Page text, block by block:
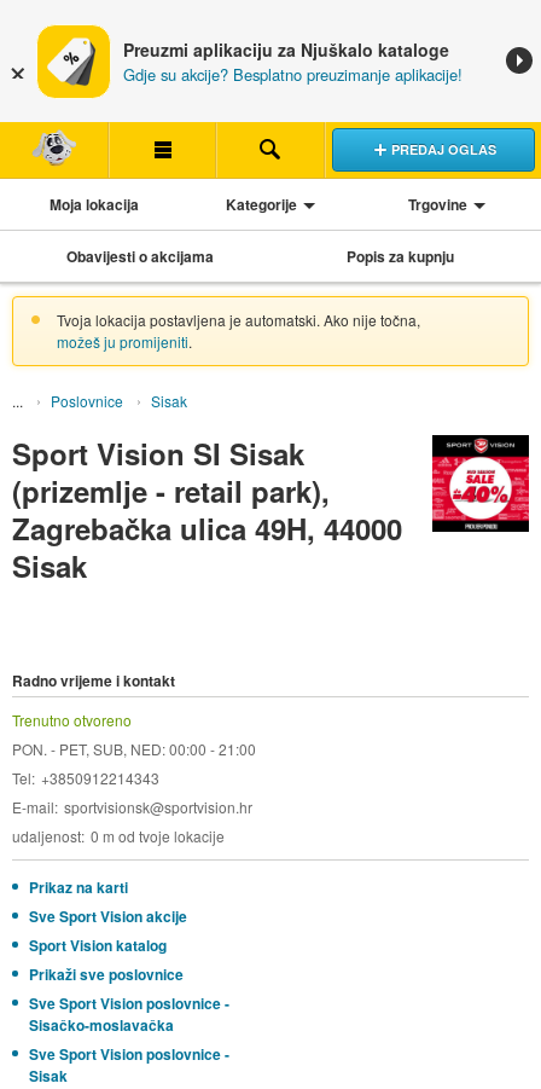
Preuzmi aplikaciju za Njuškalo kataloge
Gdje su akcije? Besplatno preuzimanje aplikacije!
PREDAJ OGLAS
Moja lokacija Kategorije Trgovine
Obavijesti o akcijama Popis za kupnju
Tvoja lokacija postavljena je automatski. Ako nije točna,
možeš ju promijeniti.
Poslovnice Sisak
Sport Vision SI Sisak
(prizemlje - retail park),
Zagrebačka ulica 49H, 44000
Sisak
Radno vrijeme i kontakt
Trenutno otvoreno
PON. - PET, SUB, NED: 00:00 - 21:00
Tel +3850912214343
E-mail sportvisionsk@sportvision.hr
udaljenost 0 m od tvoje lokacije
Prikaz na karti
Sve Sport Vision akcije
Sport Vision katalog
Prikaži sve poslovnice
Sve Sport Vision poslovnice -
Sisačko-moslavačka
Sve Sport Vision poslovnice -
Sisak